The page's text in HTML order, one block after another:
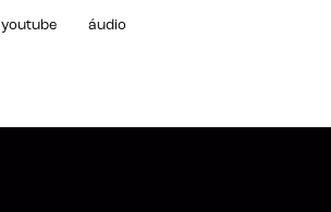
youtube áudio